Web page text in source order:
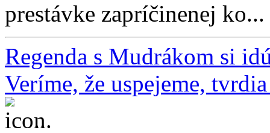
prestávke zapríčinenej ko...
Regenda s Mudrákom si
Veríme, že uspejeme,
...